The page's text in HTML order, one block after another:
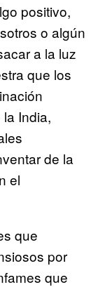
positivo,
o algún
a la luz
que los
India,
de la
el
que
por
que